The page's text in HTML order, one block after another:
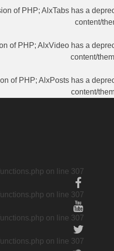
of PHP; AlxTabs has a
content/
of PHP; AlxVideo has a
content/
of PHP; AlxPosts has a
content/
on line 307
on line 307
on line 307
on line 307